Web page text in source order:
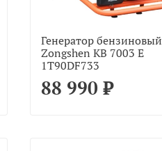
Генератор бензиновый
Zongshen KB 7003 E
1T90DF733
88 990 ₽